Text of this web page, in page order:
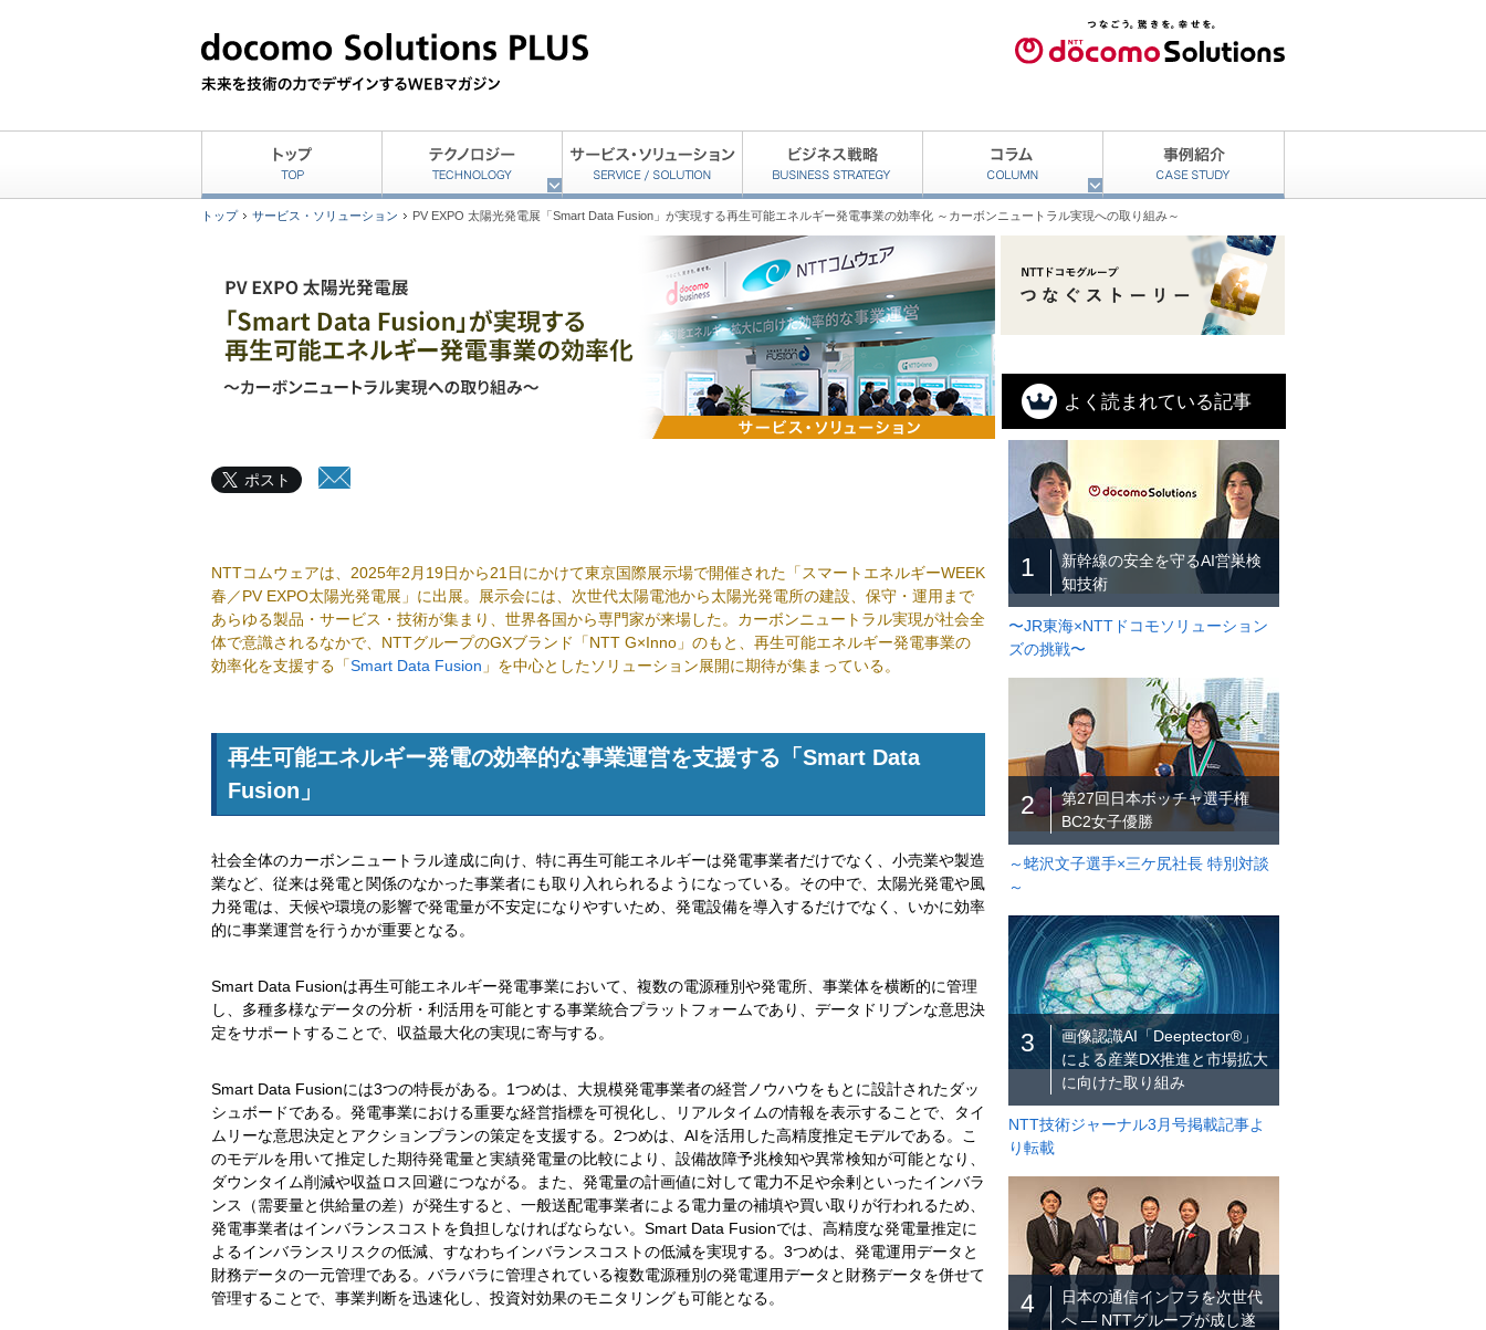
トップ サービス・ソリューション PV EXPO 太陽光発電展「Smart Data Fusion」が実現する再生可能エネルギー発電事業の効率化 ～カーボンニュートラル実現への取り組み～
ポスト
NTTコムウェアは、2025年2月19日から21日にかけて東京国際展示場で開催された「スマートエネルギーWEEK
春／PV EXPO太陽光発電展」に出展。展示会には、次世代太陽電池から太陽光発電所の建設、保守・運用まで
あらゆる製品・サービス・技術が集まり、世界各国から専門家が来場した。カーボンニュートラル実現が社会全
体で意識されるなかで、NTTグループのGXブランド「NTT G×Inno」のもと、再生可能エネルギー発電事業の
効率化を支援する「Smart Data Fusion 」を中心としたソリューション展開に期待が集まっている。
再生可能エネルギー発電の効率的な事業運営を支援する「Smart Data
Fusion」
社会全体のカーボンニュートラル達成に向け、特に再生可能エネルギーは発電事業者だけでなく、小売業や製造
業など、従来は発電と関係のなかった事業者にも取り入れられるようになっている。その中で、太陽光発電や風
力発電は、天候や環境の影響で発電量が不安定になりやすいため、発電設備を導入するだけでなく、いかに効率
的に事業運営を行うかが重要となる。
Smart Data Fusionは再生可能エネルギー発電事業において、複数の電源種別や発電所、事業体を横断的に管理
し、多種多様なデータの分析・利活用を可能とする事業統合プラットフォームであり、データドリブンな意思決
定をサポートすることで、収益最大化の実現に寄与する。
Smart Data Fusionには3つの特長がある。1つめは、大規模発電事業者の経営ノウハウをもとに設計されたダッ
シュボードである。発電事業における重要な経営指標を可視化し、リアルタイムの情報を表示することで、タイ
ムリーな意思決定とアクションプランの策定を支援する。2つめは、AIを活用した高精度推定モデルである。こ
のモデルを用いて推定した期待発電量と実績発電量の比較により、設備故障予兆検知や異常検知が可能となり、
ダウンタイム削減や収益ロス回避につながる。また、発電量の計画値に対して電力不足や余剰といったインバラ
ンス（需要量と供給量の差）が発生すると、一般送配電事業者による電力量の補填や買い取りが行われるため、
発電事業者はインバランスコストを負担しなければならない。Smart Data Fusionでは、高精度な発電量推定に
よるインバランスリスクの低減、すなわちインバランスコストの低減を実現する。3つめは、発電運用データと
財務データの一元管理である。バラバラに管理されている複数電源種別の発電運用データと財務データを併せて
管理することで、事業判断を迅速化し、投資対効果のモニタリングも可能となる。
よく読まれている記事
1
新幹線の安全を守るAI営巣検
知技術
〜JR東海×NTTドコモソリューション
ズの挑戦〜
2
第27回日本ボッチャ選手権
BC2女子優勝
～蛯沢文子選手×三ケ尻社長 特別対談
～
3
画像認識AI「Deeptector®」
による産業DX推進と市場拡大
に向けた取り組み
NTT技術ジャーナル3月号掲載記事よ
り転載
4
日本の通信インフラを次世代
へ ― NTTグループが成し遂